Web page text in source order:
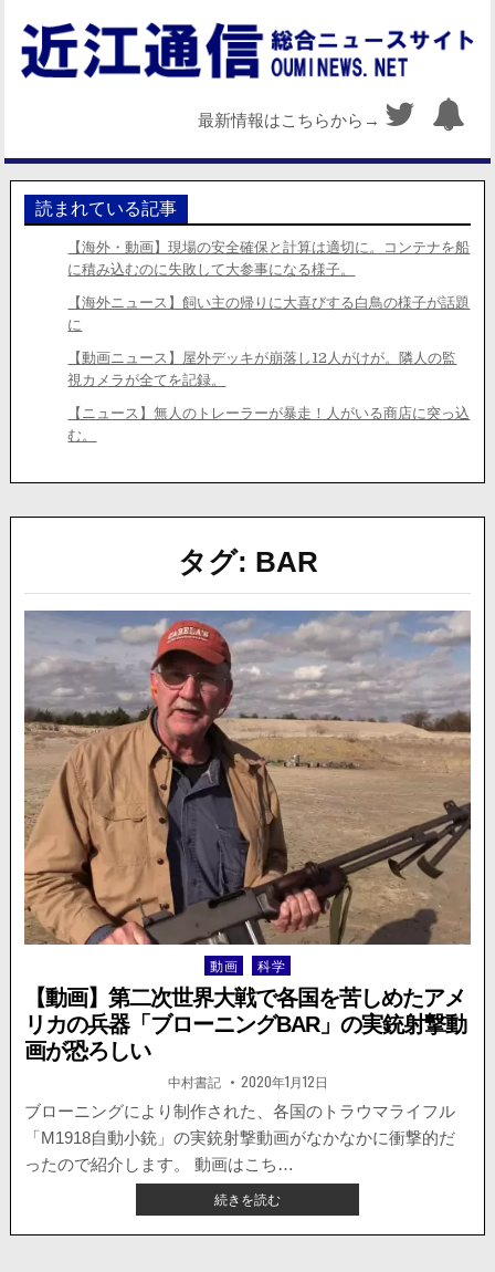
最新情報はこちらから→
読まれている記事
【海外・動画】現場の安全確保と計算は適切に。コンテナを船
に積み込むのに失敗して大参事になる様子。
【海外ニュース】飼い主の帰りに大喜びする白鳥の様子が話題
に
【動画ニュース】屋外デッキが崩落し12人がけが。隣人の監
視カメラが全てを記録。
【ニュース】無人のトレーラーが暴走！人がいる商店に突っ込
む。
タグ: BAR
Posted
in
動画 科学
【動画】第二次世界大戦で各国を苦しめたアメ
リカの兵器「ブローニングBAR」の実銃射撃動
画が恐ろしい
著
者:
中村書記 掲
載
日：
2020年1月12日
ブローニングにより制作された、各国のトラウマライフル
「M1918自動小銃」の実銃射撃動画がなかなかに衝撃的だ
ったので紹介します。 動画はこち…
続きを読む【動
画】
第